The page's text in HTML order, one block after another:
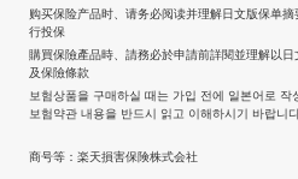
购买保险产品时、请务必阅读并理解日文版保单
行投保
購買保險產品時、請務必於申請前詳閱並理解以
及保險條款
보험상품을 구매하실 때는 가입 전에 일본어로
보험약관 내용을 반드시 읽고 이해하시기 바랍니
商号等：楽天損害保険株式会社